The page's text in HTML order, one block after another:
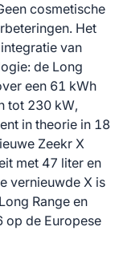
cosmetische
Het
van
de Long
een 61 kWh
tot 230 kW,
in theorie in 18
Zeekr X
met 47 liter en
vernieuwde X is
Range en
op de Europese